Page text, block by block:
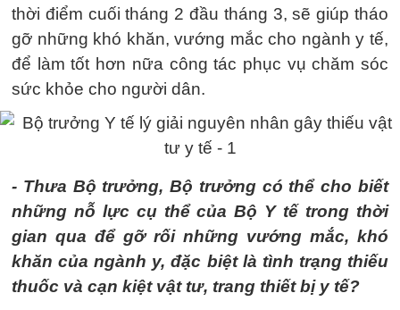
thời điểm cuối tháng 2 đầu tháng 3, sẽ giúp tháo
gỡ những khó khăn, vướng mắc cho ngành y tế,
để làm tốt hơn nữa công tác phục vụ chăm sóc
sức khỏe cho người dân.
- Thưa Bộ trưởng, Bộ trưởng có thể cho biết
những nỗ lực cụ thể của Bộ Y tế trong thời
gian qua để gỡ rối những vướng mắc, khó
khăn của ngành y, đặc biệt là tình trạng thiếu
thuốc và cạn kiệt vật tư, trang thiết bị y tế?